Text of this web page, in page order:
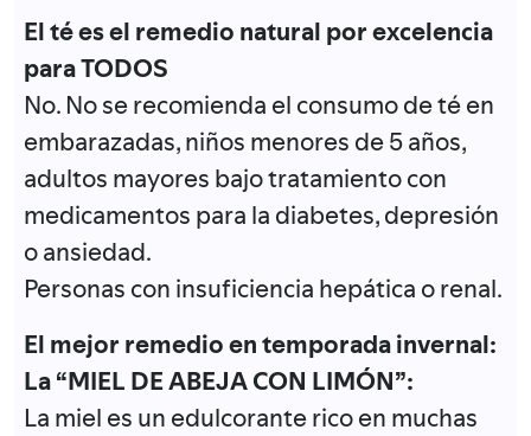
El té es el remedio natural por excelencia
para TODOS
No. No se recomienda el consumo de té en
embarazadas, niños menores de 5 años,
adultos mayores bajo tratamiento con
medicamentos para la diabetes, depresión
o ansiedad.
Personas con insuficiencia hepática o renal.
El mejor remedio en temporada invernal:
La “MIEL DE ABEJA CON LIMÓN”:
La miel es un edulcorante rico en muchas